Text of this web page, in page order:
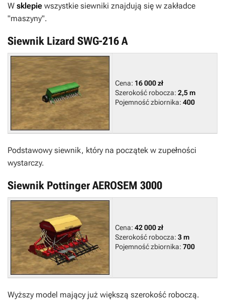
W sklepie wszystkie siewniki znajdują się w zakładce
"maszyny".
Siewnik Lizard SWG-216 A
Cena: 16 000 zł
Szerokość robocza: 2,5 m
Pojemność zbiornika: 400
Podstawowy siewnik, który na początek w zupełności
wystarczy.
Siewnik Pottinger AEROSEM 3000
Cena: 42 000 zł
Szerokość robocza: 3 m
Pojemność zbiornika: 700
Wyższy model mający już większą szerokość roboczą.